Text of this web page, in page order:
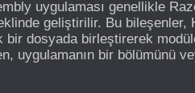
uygulaması genellikle
geliştirilir. Bu bileşenler,
bir dosyada birleştirerek
uygulamanın bir bölümünü